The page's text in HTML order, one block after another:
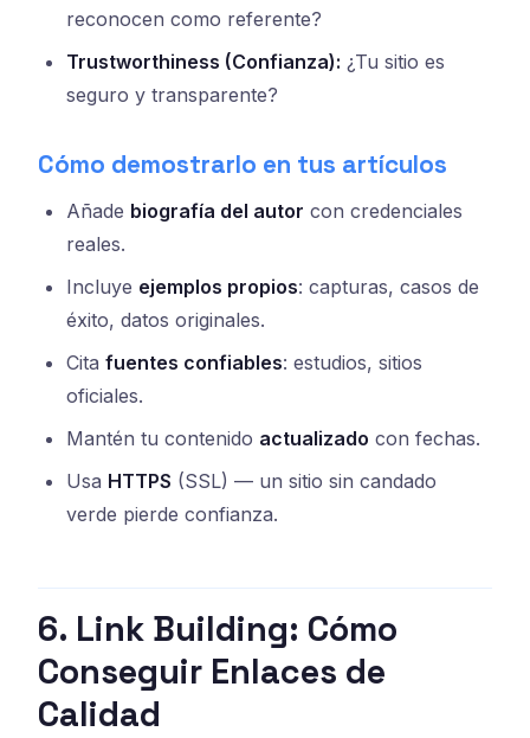
reconocen como referente?
Trustworthiness (Confianza): ¿Tu sitio es
seguro y transparente?
Cómo demostrarlo en tus artículos
Añade biografía del autor con credenciales
reales.
Incluye ejemplos propios: capturas, casos de
éxito, datos originales.
Cita fuentes confiables: estudios, sitios
oficiales.
Mantén tu contenido actualizado con fechas.
Usa HTTPS (SSL) — un sitio sin candado
verde pierde confianza.
6. Link Building: Cómo
Conseguir Enlaces de
Calidad